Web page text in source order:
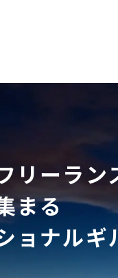
リーラン
まる
ョナルギ